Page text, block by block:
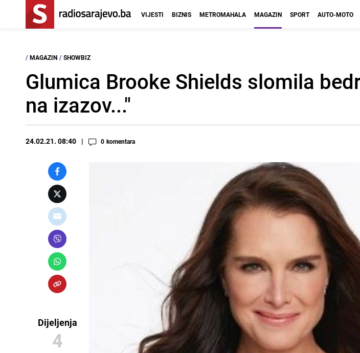
VIJESTI BIZNIS METROMAHALA MAGAZIN SPORT AUTO-MOTO
/ MAGAZIN / SHOWBIZ
Glumica Brooke Shields slomila
na izazov..."
24.02.21. 08:40 0 komentara
Dijeljenja
4